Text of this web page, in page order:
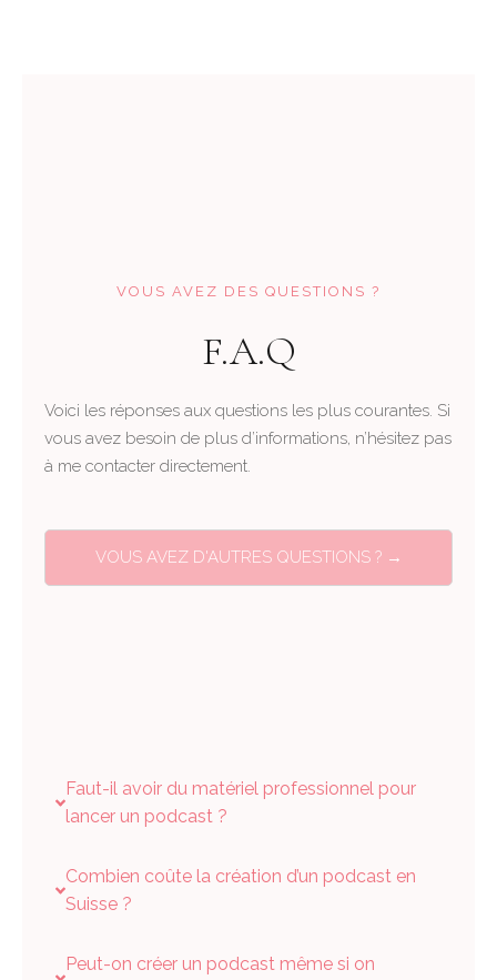
VOUS AVEZ DES QUESTIONS ?
F.A.Q
Voici les réponses aux questions les plus courantes. Si
vous avez besoin de plus d’informations, n’hésitez pas
à me contacter directement.
VOUS AVEZ D'AUTRES QUESTIONS ? →
Faut-il avoir du matériel professionnel pour
lancer un podcast ?
Combien coûte la création d’un podcast en
Suisse ?
Peut-on créer un podcast même si on